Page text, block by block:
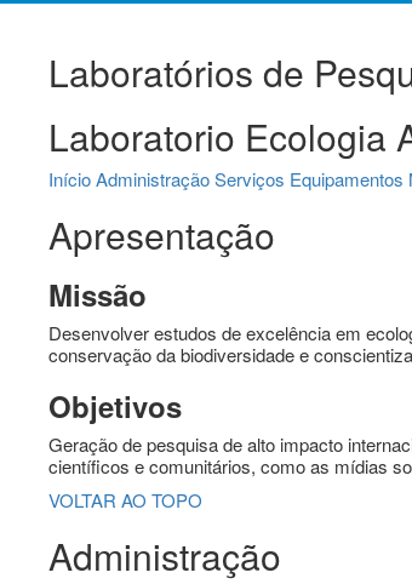
Laboratórios de
Laboratorio Ecologia
InícioAdministraçãoServiços Equipamentos
Apresentação
Missão
Desenvolver estudos de excelência em
conservação da biodiversidade e
Objetivos
Geração de pesquisa de alto impacto
científicos e comunitários, como as mídias
VOLTAR AO TOPO
Administração